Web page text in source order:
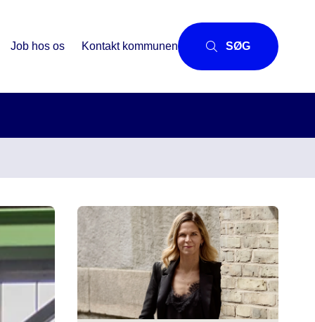
Job hos os Kontakt kommunen SØG